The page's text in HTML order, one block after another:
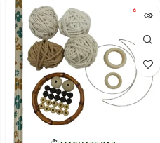
فروخته
شده